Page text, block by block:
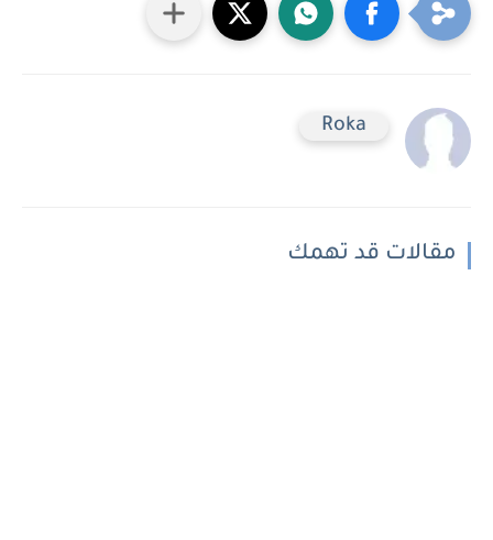
Roka
مقالات قد تهمك